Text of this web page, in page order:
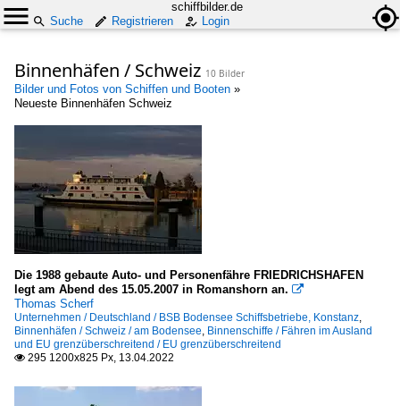
schiffbilder.de
Suche
Registrieren Login
Binnenhäfen / Schweiz 10 Bilder
Bilder und Fotos von Schiffen und Booten »
Neueste Binnenhäfen Schweiz
Die 1988 gebaute Auto- und Personenfähre FRIEDRICHSHAFEN
legt am Abend des 15.05.2007 in Romanshorn an. 
Thomas Scherf
Unternehmen / Deutschland / BSB Bodensee Schiffsbetriebe, Konstanz,
Binnenhäfen / Schweiz / am Bodensee, Binnenschiffe / Fähren im Ausland
und EU grenzüberschreitend / EU grenzüberschreitend
 295 1200x825 Px, 13.04.2022